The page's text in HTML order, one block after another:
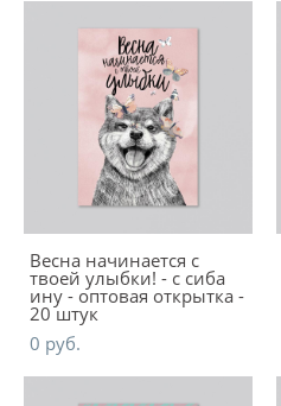
Весна начинается с
твоей улыбки! - с сиба
ину - оптовая открытка -
20 штук
0 pуб.